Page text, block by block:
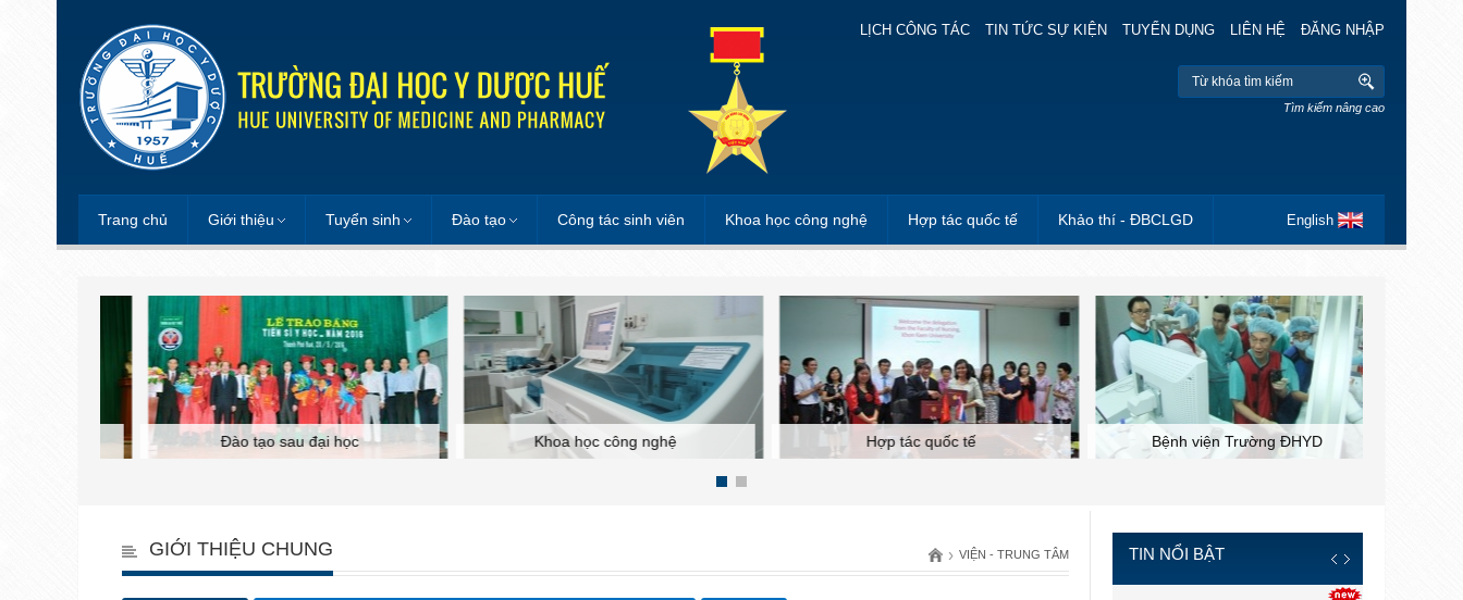
LỊCH CÔNG TÁC TIN TỨC SỰ KIỆN TUYỂN DỤNG LIÊN HỆ ĐĂNG NHẬP
Tìm kiếm nâng cao
Trang chủ Giới thiệu Tuyển sinh Đào tạo Công tác sinh viên Khoa học công nghệ Hợp tác quốc tế Khảo thí - ĐBCLGD English
Đào tạo sau đại học Khoa học công nghệ Hợp tác quốc tế Bệnh viện Trường ĐHYD
GIỚI THIỆU CHUNG › VIỆN - TRUNG TÂM TIN NỔI BẬT